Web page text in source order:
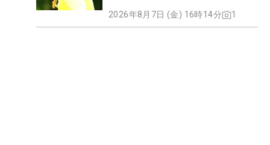
2026年8月7日 (金) 16時14分 1